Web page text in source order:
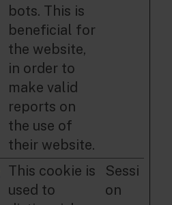
bots. This is
beneficial for
the website,
in order to
make valid
reports on
the use of
their website.
This cookie is
used to
Sessi
on